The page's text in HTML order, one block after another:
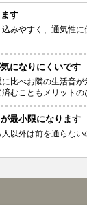
す
みやすく、通気性に
になりにくいです
比べお隣の生活音
むこともメリットの
最小限になります
以外は前を通らな